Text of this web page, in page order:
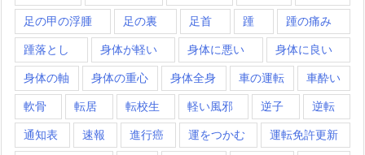
足の甲の浮腫 足の裏 足首 踵 踵の痛み
踵落とし 身体が軽い 身体に悪い 身体に良い
身体の軸 身体の重心 身体全身 車の運転 車酔い
軟骨 転居 転校生 軽い風邪 逆子 逆転
通知表 速報 進行癌 運をつかむ 運転免許更新